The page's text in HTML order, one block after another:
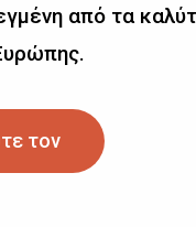
από τα
τον